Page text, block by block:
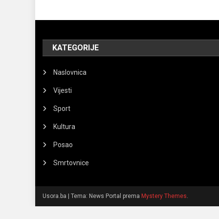
KATEGORIJE
Naslovnica
Vijesti
Sport
Kultura
Posao
Smrtovnice
Usora.ba | Tema: News Portal prema Mystery Themes